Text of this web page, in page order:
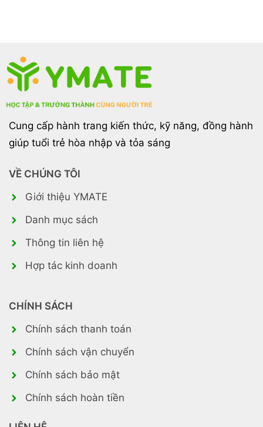
Cung cấp hành trang kiến thức, kỹ năng, đồng hành
giúp tuổi trẻ hòa nhập và tỏa sáng
VỀ CHÚNG TÔI
Giới thiệu YMATE
Danh mục sách
Thông tin liên hệ
Hợp tác kinh doanh
CHÍNH SÁCH
Chính sách thanh toán
Chính sách vận chuyển
Chính sách bảo mật
Chính sách hoàn tiền